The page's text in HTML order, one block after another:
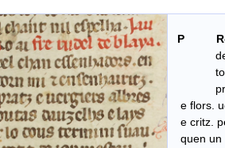
P R
del
torn
pratz
e flors.
e critz.
quen un